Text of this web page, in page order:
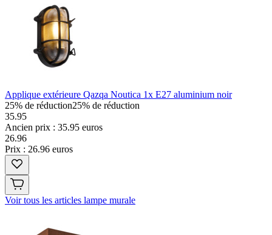
Applique extérieure Qazqa Noutica 1x E27 aluminium noir
25% de réduction25% de réduction
35.95
Ancien prix : 35.95 euros
26.96
Prix : 26.96 euros
Voir tous les articles lampe murale